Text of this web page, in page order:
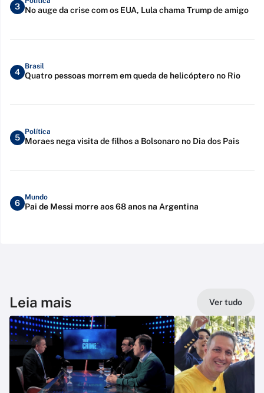
3 No auge da crise com os EUA, Lula chama Trump de amigo
4
Brasil
Quatro pessoas morrem em queda de helicóptero no Rio
5
Política
Moraes nega visita de filhos a Bolsonaro no Dia dos Pais
6
Mundo
Pai de Messi morre aos 68 anos na Argentina
Leia mais Ver tudo